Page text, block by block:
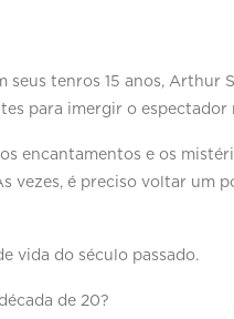
seus tenros 15 anos, Arthur
para imergir o espectador
encantamentos e os
vezes, é preciso voltar um
vida do século passado.
de 20?